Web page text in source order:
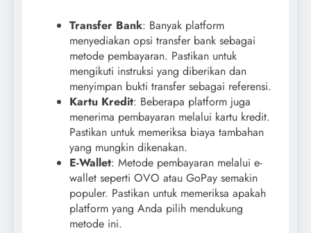
Transfer Bank: Banyak platform
menyediakan opsi transfer bank sebagai
metode pembayaran. Pastikan untuk
mengikuti instruksi yang diberikan dan
menyimpan bukti transfer sebagai referensi.
Kartu Kredit: Beberapa platform juga
menerima pembayaran melalui kartu kredit.
Pastikan untuk memeriksa biaya tambahan
yang mungkin dikenakan.
E-Wallet: Metode pembayaran melalui e-
wallet seperti OVO atau GoPay semakin
populer. Pastikan untuk memeriksa apakah
platform yang Anda pilih mendukung
metode ini.